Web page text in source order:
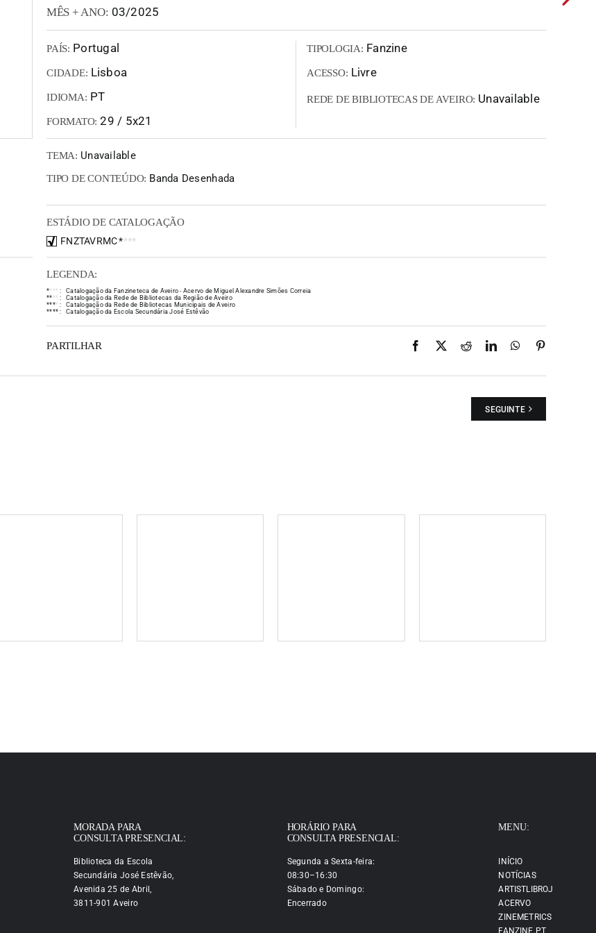
MÊS + ANO: 03/2025
PAÍS: Portugal
CIDADE: Lisboa
IDIOMA: PT
FORMATO: 29 / 5x21
TIPOLOGIA: Fanzine
ACESSO: Livre
REDE DE BIBLIOTECAS DE AVEIRO: Unavailable
TEMA: Unavailable
TIPO DE CONTEÚDO: Banda Desenhada
ESTÁDIO DE CATALOGAÇÃO
FNZTAVRMC****
LEGENDA:
** * * :
Catalogação da Fanzineteca de Aveiro - Acervo de Miguel Alexandre Simões Correia
** * * :
Catalogação da Rede de Bibliotecas da Região de Aveiro
**** :
Catalogação da Rede de Bibliotecas Municipais de Aveiro
**** : Catalogação da Escola Secundária José Estêvão
PARTILHAR Facebook
X RedditLinkedInWhatsApp
SEGUINTE
MORADA PARA
CONSULTA PRESENCIAL:
Biblioteca da Escola
Secundária José Estêvão,
Avenida 25 de Abril,
3811-901 Aveiro
HORÁRIO PARA
CONSULTA PRESENCIAL:
Segunda a Sexta-feira:
08:30–16:30
Sábado e Domingo:
Encerrado
MENU:
INÍCIO
NOTÍCIAS
ARTISTLIBROJ
ACERVO
ZINEMETRICS